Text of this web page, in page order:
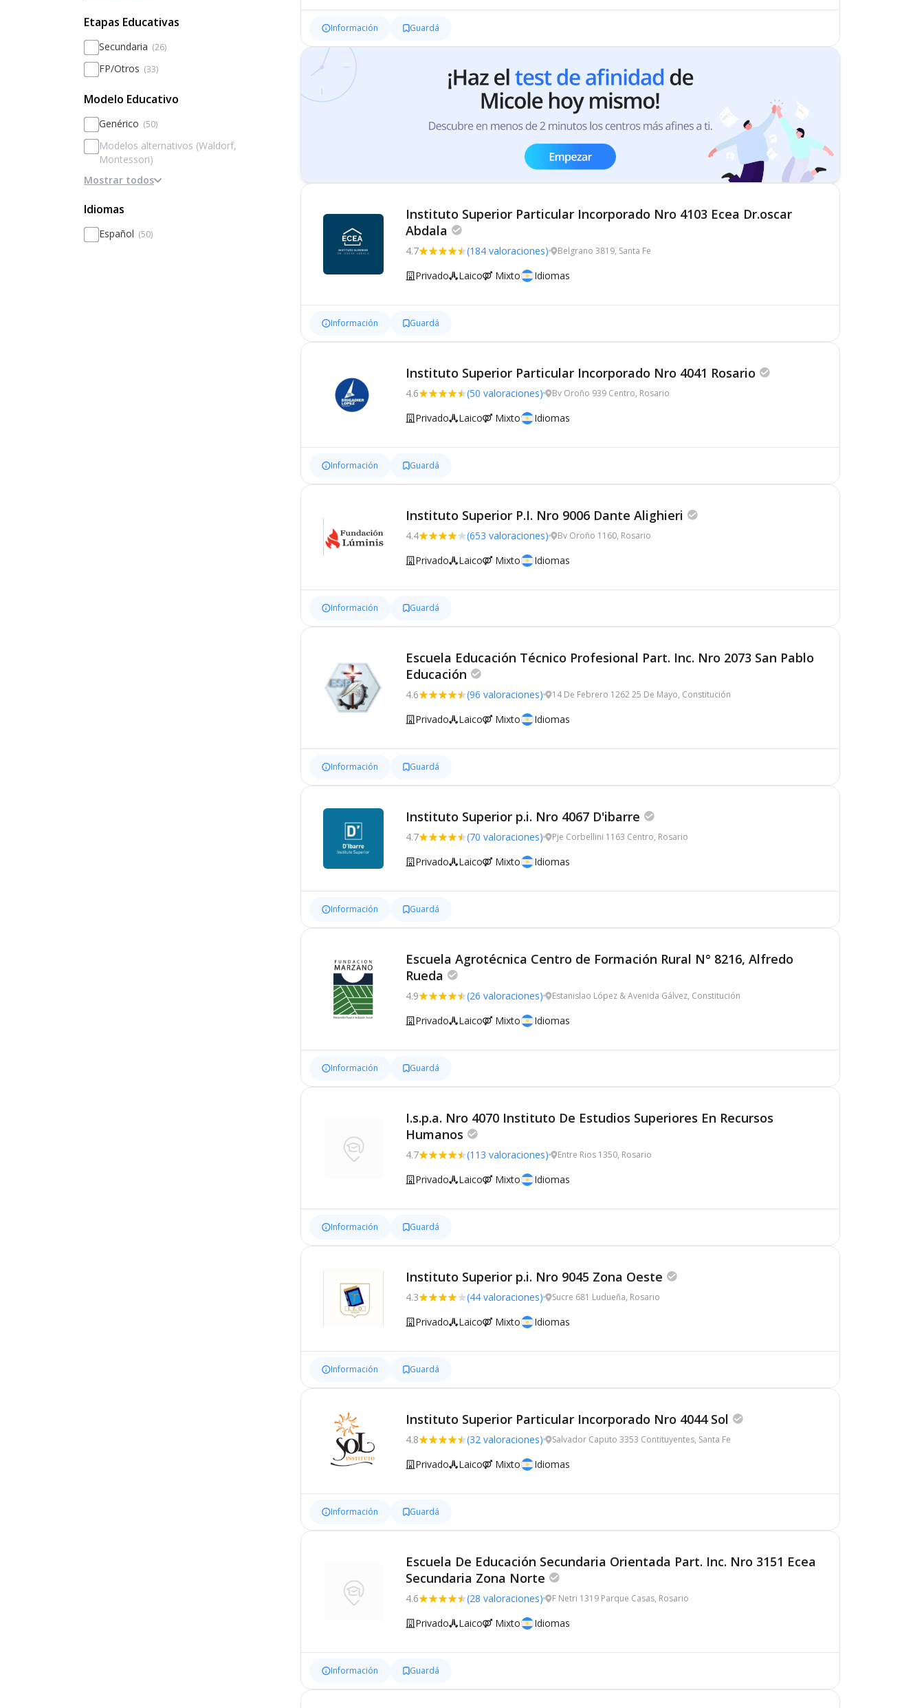
Diferenciado por sexos
Etapas Educativas
Secundaria (26)
FP/Otros (33)
Modelo Educativo
Genérico (50)
Modelos alternativos (Waldorf,
Montessori)
Basado en la disciplina / internados
Mostrar todos
Idiomas
Español (50)
Información Guardá
Instituto Superior Particular Incorporado Nro 4103 Ecea Dr.oscar
Abdala
4.7 (184 valoraciones) Belgrano 3819, Santa Fe
Privado Laico Mixto Idiomas
Información Guardá
Instituto Superior Particular Incorporado Nro 4041 Rosario
4.6 (50 valoraciones) Bv Oroño 939 Centro, Rosario
Privado Laico Mixto Idiomas
Información Guardá
Instituto Superior P.I. Nro 9006 Dante Alighieri
4.4 (653 valoraciones) Bv Oroño 1160, Rosario
Privado Laico Mixto Idiomas
Información Guardá
Escuela Educación Técnico Profesional Part. Inc. Nro 2073 San Pablo
Educación
4.6 (96 valoraciones) 14 De Febrero 1262 25 De Mayo, Constitución
Privado Laico Mixto Idiomas
Información Guardá
Instituto Superior p.i. Nro 4067 D'ibarre
4.7 (70 valoraciones) Pje Corbellini 1163 Centro, Rosario
Privado Laico Mixto Idiomas
Información Guardá
Escuela Agrotécnica Centro de Formación Rural N° 8216, Alfredo
Rueda
4.9 (26 valoraciones) Estanislao López & Avenida Gálvez, Constitución
Privado Laico Mixto Idiomas
Información Guardá
I.s.p.a. Nro 4070 Instituto De Estudios Superiores En Recursos
Humanos
4.7 (113 valoraciones) Entre Rios 1350, Rosario
Privado Laico Mixto Idiomas
Información Guardá
Instituto Superior p.i. Nro 9045 Zona Oeste
4.3 (44 valoraciones) Sucre 681 Ludueña, Rosario
Privado Laico Mixto Idiomas
Información Guardá
Instituto Superior Particular Incorporado Nro 4044 Sol
4.8 (32 valoraciones) Salvador Caputo 3353 Contituyentes, Santa Fe
Privado Laico Mixto Idiomas
Información Guardá
Escuela De Educación Secundaria Orientada Part. Inc. Nro 3151 Ecea
Secundaria Zona Norte
4.6 (28 valoraciones) F Netri 1319 Parque Casas, Rosario
Privado Laico Mixto Idiomas
Información Guardá